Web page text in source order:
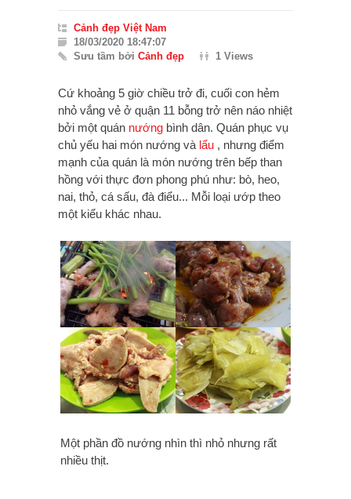
Cảnh đẹp Việt Nam
18/03/2020 18:47:07
Sưu tầm bởi Cảnh đẹp 1 Views
Cứ khoảng 5 giờ chiều trở đi, cuối con hẻm
nhỏ vắng vẻ ở quận 11 bỗng trở nên náo nhiệt
bởi một quán nướng bình dân. Quán phục vụ
chủ yếu hai món nướng và lẩu , nhưng điểm
mạnh của quán là món nướng trên bếp than
hồng với thực đơn phong phú như: bò, heo,
nai, thỏ, cá sấu, đà điểu... Mỗi loại ướp theo
một kiểu khác nhau.
Một phần đồ nướng nhìn thì nhỏ nhưng rất
nhiều thịt.